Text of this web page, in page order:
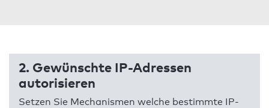
2. Gewünschte IP-Adressen
autorisieren
Setzen Sie Mechanismen welche bestimmte IP-